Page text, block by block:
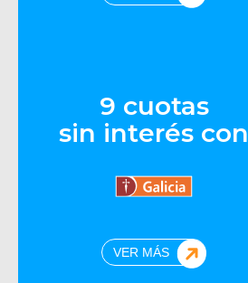
9 cuotas
sin interés con
VER MÁS